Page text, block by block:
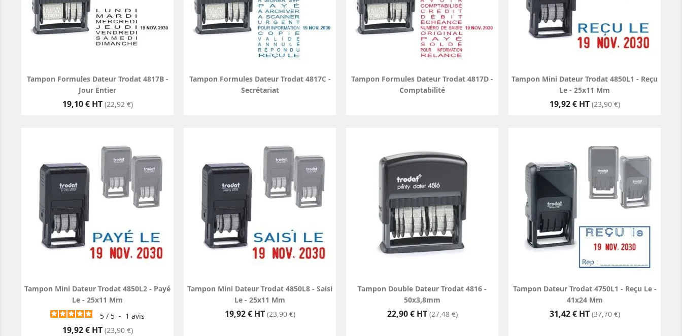
Tampon Formules Dateur Trodat 4817B -
Jour Entier
Prix
19,10 € HT (22,92 €)
Tampon Formules Dateur Trodat 4817C -
Secrétariat
Tampon Formules Dateur Trodat 4817D -
Comptabilité
Tampon Mini Dateur Trodat 4850L1 - Reçu
Le - 25x11 Mm
Prix
19,92 € HT (23,90 €)
Tampon Mini Dateur Trodat 4850L2 - Payé
Le - 25x11 Mm
5 / 5 - 1 avis
Prix
19,92 € HT (23,90 €)
Tampon Mini Dateur Trodat 4850L8 - Saisi
Le - 25x11 Mm
Prix
19,92 € HT (23,90 €)
Tampon Double Dateur Trodat 4816 -
50x3,8mm
Prix
22,90 € HT (27,48 €)
Tampon Dateur Trodat 4750L1 - Reçu Le -
41x24 Mm
Prix
31,42 € HT (37,70 €)